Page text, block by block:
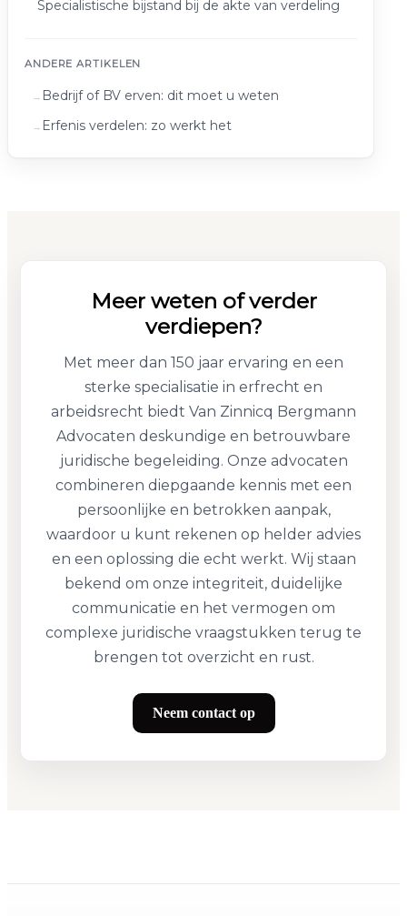
Specialistische bijstand bij de akte van verdeling
ANDERE ARTIKELEN
Bedrijf of BV erven: dit moet u weten
Erfenis verdelen: zo werkt het
Meer weten of verder
verdiepen?
Met meer dan 150 jaar ervaring en een
sterke specialisatie in erfrecht en
arbeidsrecht biedt Van Zinnicq Bergmann
Advocaten deskundige en betrouwbare
juridische begeleiding. Onze advocaten
combineren diepgaande kennis met een
persoonlijke en betrokken aanpak,
waardoor u kunt rekenen op helder advies
en een oplossing die echt werkt. Wij staan
bekend om onze integriteit, duidelijke
communicatie en het vermogen om
complexe juridische vraagstukken terug te
brengen tot overzicht en rust.
Neem contact op